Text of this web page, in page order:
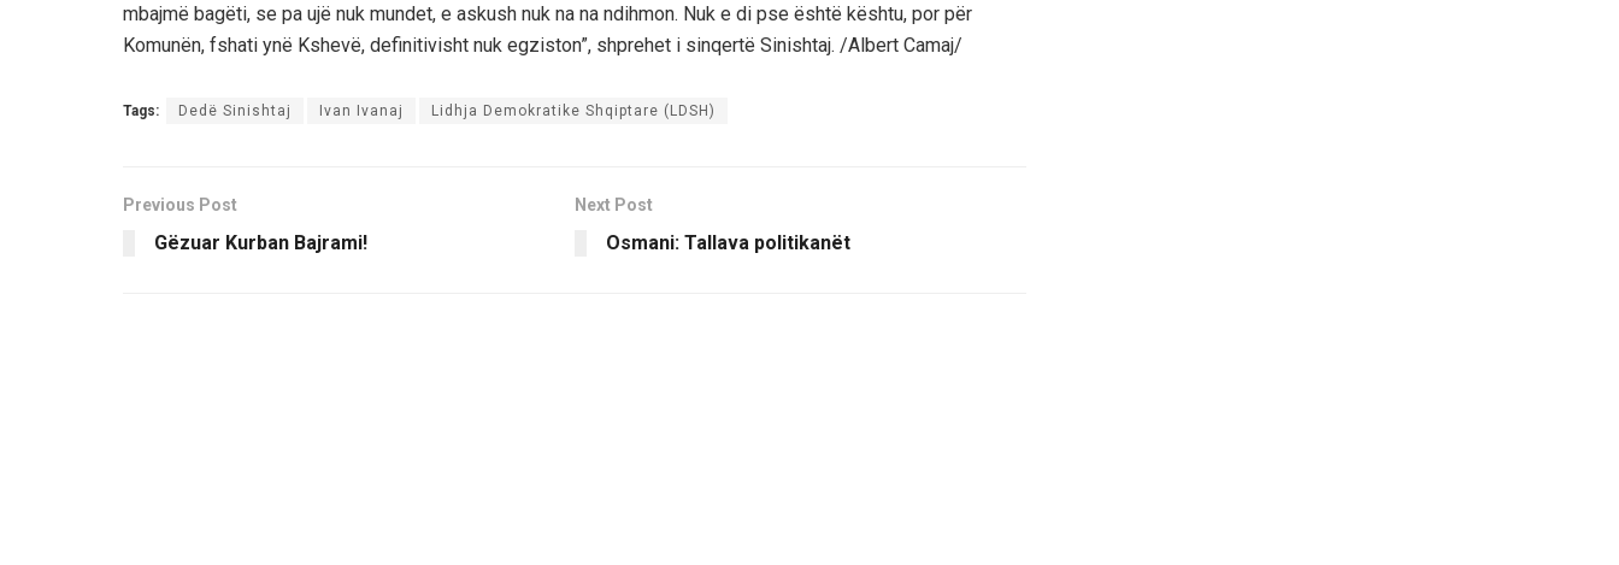
mbajmë bagëti, se pa ujë nuk mundet, e askush nuk na na ndihmon. Nuk e di pse është kështu, por për
Komunën, fshati ynë Kshevë, definitivisht nuk egziston”, shprehet i sinqertë Sinishtaj. /Albert Camaj/
Tags: Dedë Sinishtaj Ivan Ivanaj Lidhja Demokratike Shqiptare (LDSH)
Previous Post
Gëzuar Kurban Bajrami!
Next Post
Osmani: Tallava politikanët